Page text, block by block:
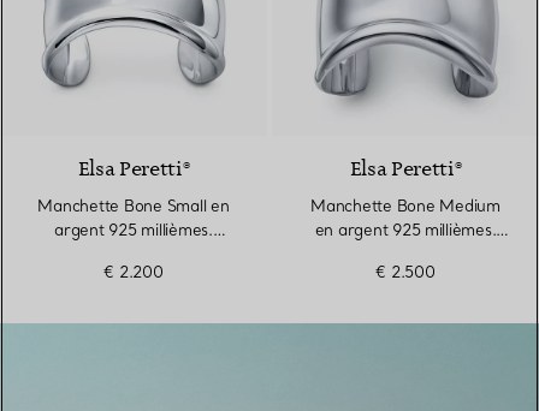
Elsa Peretti®
Manchette Bone Small en
argent 925 millièmes.
€ 2.200
Elsa Peretti®
Manchette Bone Medium
en argent 925 millièmes.
€ 2.500